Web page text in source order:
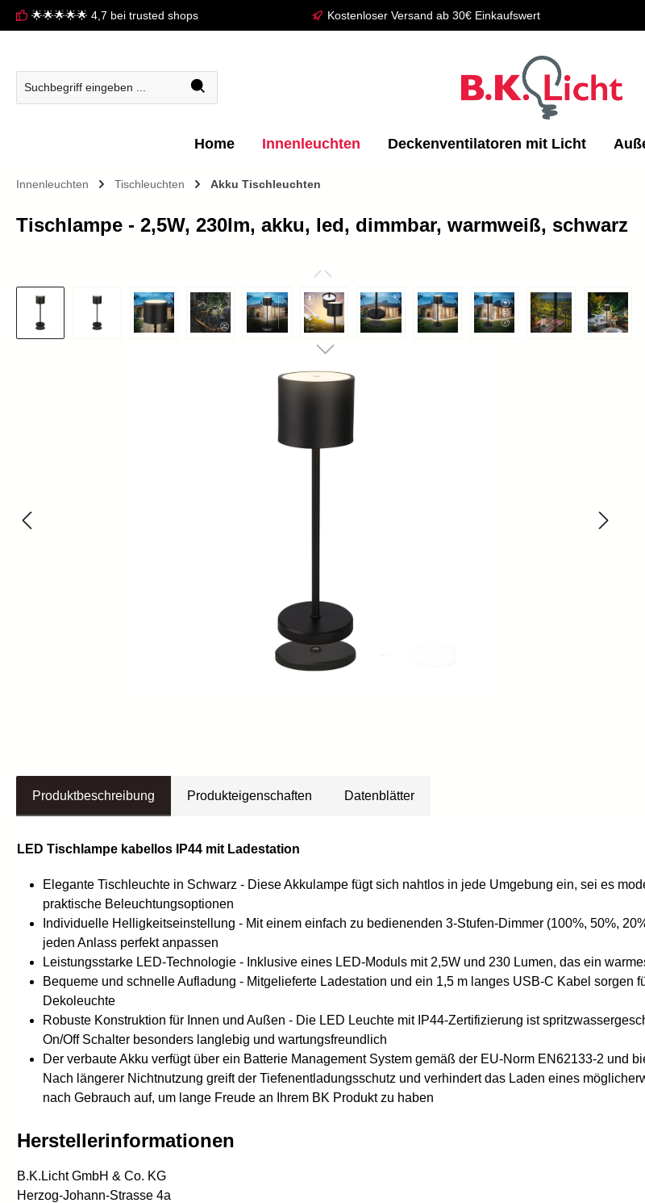
Zur Hauptnavigation springen
🌟🌟🌟🌟🌟 4,7 bei trusted shops Kostenloser Versand ab 30€ Einkaufswert
Home Innenleuchten Deckenventilatoren mit Licht
Innenleuchten Tischleuchten Akku Tischleuchten
Tischlampe - 2,5W, 230lm, akku, led, dimmbar, warmweiß, schwarz
Bildergalerie überspringen
Produktbeschreibung Produkteigenschaften Datenblätter
LED Tischlampe kabellos IP44 mit Ladestation
Elegante Tischleuchte in Schwarz - Diese Akkulampe fügt sich nahtlos in jede Umgebung ein, sei es
praktische Beleuchtungsoptionen
Individuelle Helligkeitseinstellung - Mit einem einfach zu bedienenden 3-Stufen-Dimmer (100%, 50%,
jeden Anlass perfekt anpassen
Leistungsstarke LED-Technologie - Inklusive eines LED-Moduls mit 2,5W und 230 Lumen, das ein
Bequeme und schnelle Aufladung - Mitgelieferte Ladestation und ein 1,5 m langes USB-C Kabel sorgen
Dekoleuchte
Robuste Konstruktion für Innen und Außen - Die LED Leuchte mit IP44-Zertifizierung ist
On/Off Schalter besonders langlebig und wartungsfreundlich
Der verbaute Akku verfügt über ein Batterie Management System gemäß der EU-Norm EN62133-2 und
Nach längerer Nichtnutzung greift der Tiefenentladungsschutz und verhindert das Laden eines
nach Gebrauch auf, um lange Freude an Ihrem BK Produkt zu haben
Herstellerinformationen
B.K.Licht GmbH & Co. KG
Herzog-Johann-Strasse 4a